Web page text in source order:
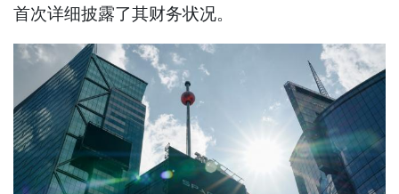
首次详细披露了其财务状况。